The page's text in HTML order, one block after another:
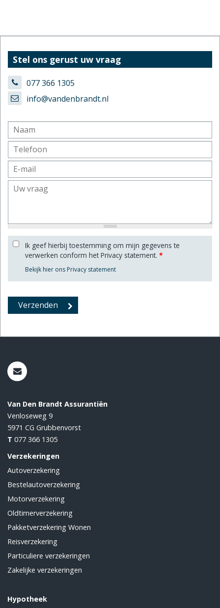
Stel ons gerust uw vraag
077 366 1305
info@vandenbrandt.nl
Ik geef hierbij toestemming om mijn gegevens te
verwerken conform het Privacy statement. *
Bekijk hier ons Privacy statement
Van Den Brandt Assurantiën
Venloseweg 9
5971 CG Grubbenvorst
T 077 366 1305
Verzekeringen
Autoverzekering
Bestelautoverzekering
Motorverzekering
Oldtimerverzekering
Pakketverzekering Wonen
Reisverzekering
Particuliere verzekeringen
Zakelijke verzekeringen
Hypotheek